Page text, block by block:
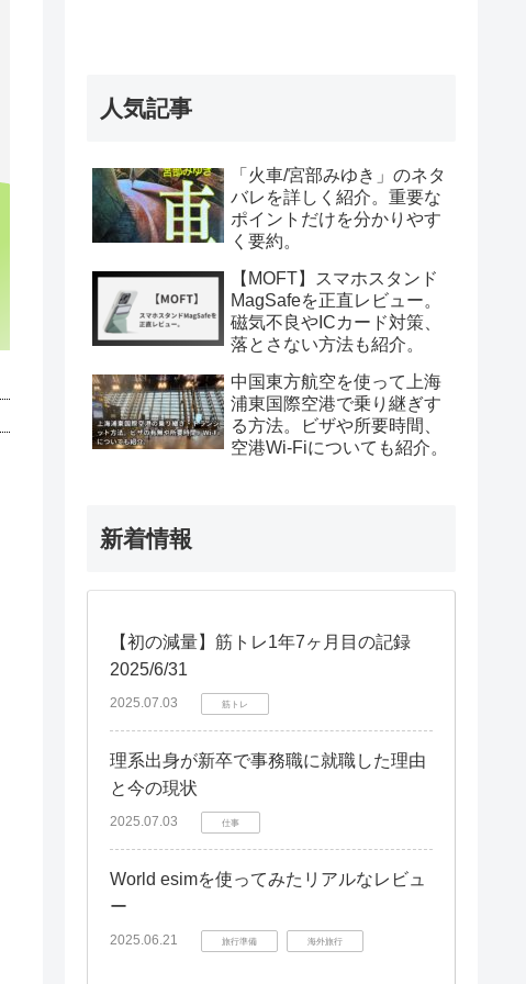
人気記事
「火車/宮部みゆき」のネタ
バレを詳しく紹介。重要な
ポイントだけを分かりやす
く要約。
【MOFT】スマホスタンド
MagSafeを正直レビュー。
磁気不良やICカード対策、
落とさない方法も紹介。
中国東方航空を使って上海
浦東国際空港で乗り継ぎす
る方法。ビザや所要時間、
空港Wi-Fiについても紹介。
新着情報
【初の減量】筋トレ1年7ヶ月目の記録
2025/6/31
2025.07.03 筋トレ
理系出身が新卒で事務職に就職した理由
と今の現状
2025.07.03 仕事
World esimを使ってみたリアルなレビュ
ー
2025.06.21 旅行準備 海外旅行